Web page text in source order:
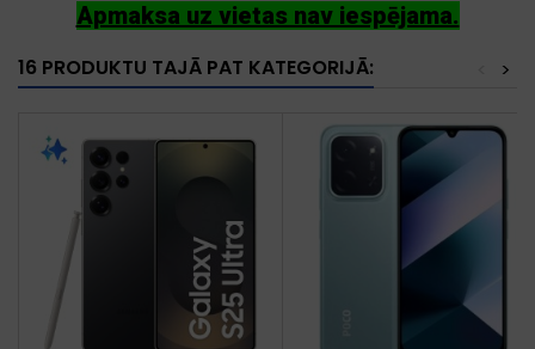
Apmaksa uz vietas nav iespējama.
16 PRODUKTU TAJĀ PAT KATEGORIJĀ: >